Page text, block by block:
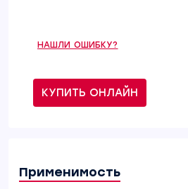
НАШЛИ ОШИБКУ?
КУПИТЬ ОНЛАЙН
Применимость